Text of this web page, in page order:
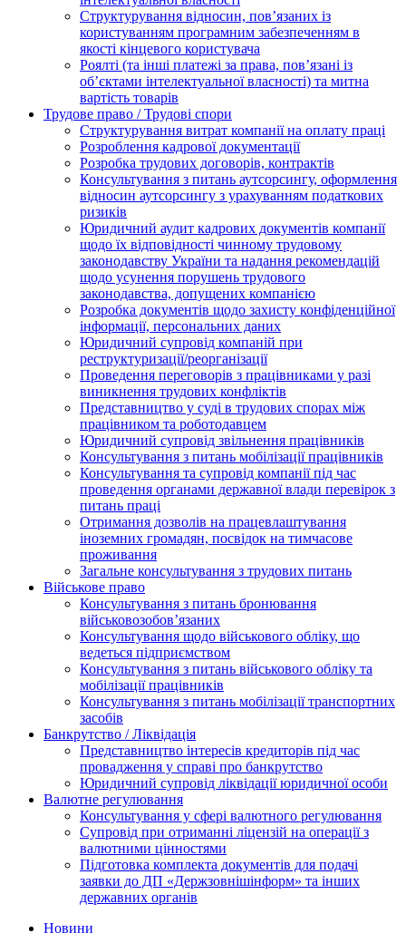
Структурування відносин, пов’язаних із
користуванням програмним забезпеченням в
якості кінцевого користувача
Роялті (та інші платежі за права, пов’язані із
об’єктами інтелектуальної власності) та митна
вартість товарів
Трудове право / Трудові спори
Cтруктурування витрат компанії на оплату праці
Розроблення кадрової документації
Розробка трудових договорів, контрактів
Консультування з питань аутсорсингу, оформлення
відносин аутсорсингу з урахуванням податкових
ризиків
Юридичний аудит кадрових документів компанії
щодо їх відповідності чинному трудовому
законодавству України та надання рекомендацій
щодо усунення порушень трудового
законодавства, допущених компанією
Розробка документів щодо захисту конфіденційної
інформації, персональних даних
Юридичний супровід компаній при
реструктуризації/реорганізації
Проведення переговорів з працівниками у разі
виникнення трудових конфліктів
Представництво у суді в трудових спорах між
працівником та роботодавцем
Юридичний супровід звільнення працівників
Консультування з питань мобілізації працівників
Консультування та супровід компанії під час
проведення органами державної влади перевірок з
питань праці
Отримання дозволів на працевлаштування
іноземних громадян, посвідок на тимчасове
проживання
Загальне консультування з трудових питань
Військове право
Консультування з питань бронювання
військовозобов’язаних
Консультування щодо військового обліку, що
ведеться підприємством
Консультування з питань військового обліку та
мобілізації працівників
Консультування з питань мобілізації транспортних
засобів
Банкрутство / Ліквідація
Представництво інтересів кредиторів під час
провадження у справі про банкрутство
Юридичний супровід ліквідації юридичної особи
Валютне регулювання
Консультування у сфері валютного регулювання
Супровід при отриманні ліцензій на операції з
валютними цінностями
Підготовка комплекта документів для подачі
заявки до ДП «Держзовнішінформ» та інших
державних органів
Новини